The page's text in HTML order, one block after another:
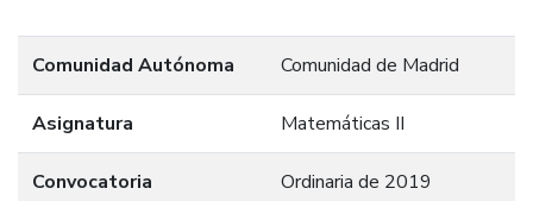
Comunidad Autónoma Comunidad de Madrid
Asignatura Matemáticas II
Convocatoria Ordinaria de 2019